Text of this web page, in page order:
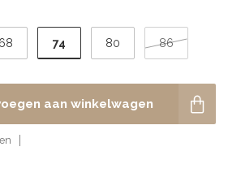
68 74 80 86
aan winkelwagen